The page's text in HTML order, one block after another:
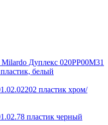
Дуплекс 020PP00M31
белый
пластик хром/
пластик черный